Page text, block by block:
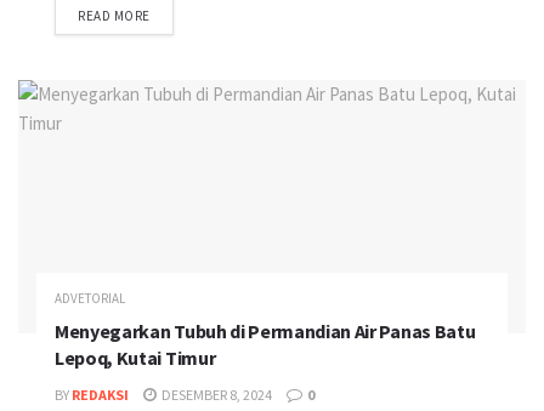
READ MORE
ADVETORIAL
Menyegarkan Tubuh di Permandian Air Panas Batu
Lepoq, Kutai Timur
BY REDAKSI DESEMBER 8, 2024 0